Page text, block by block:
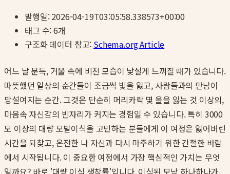
발행일:2026-04-19T03:05:58.338573+00:00
태그 수:6개
구조화 데이터 참고: Schema.org Article
어느 날 문득, 거울 속에 비친 모습이 낯설게 느껴질 때가 있습니다.
따뜻했던 일상의 순간들이 조금씩 빛을 잃고, 사람들과의 만남이
망설여지는 순간. 그것은 단순히 머리카락 몇 올을 잃는 것 이상의,
마음속 자신감의 빈자리가 커지는 경험일 수 있습니다. 특히 3000
모 이상의 대량 모발이식을 고민하는 분들에게 이 여정은 잃어버린
시간을 되찾고, 온전한 나 자신과 다시 마주하기 위한 간절한 바람
에서 시작됩니다. 이 중요한 여정에서 가장 핵심적인 가치는 무엇
일까요? 바로 '대량 이식 생착률'입니다. 이식된 모낭 하나하나가